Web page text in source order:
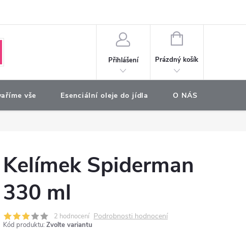
Přihlášení
NÁKUPNÍ
Prázdný košík
vše Esenciální oleje do jídla O NÁS
Kelímek Spiderman
330 ml
2 hodnocení Podrobnosti hodnocení
Kód produktu: Zvolte variantu